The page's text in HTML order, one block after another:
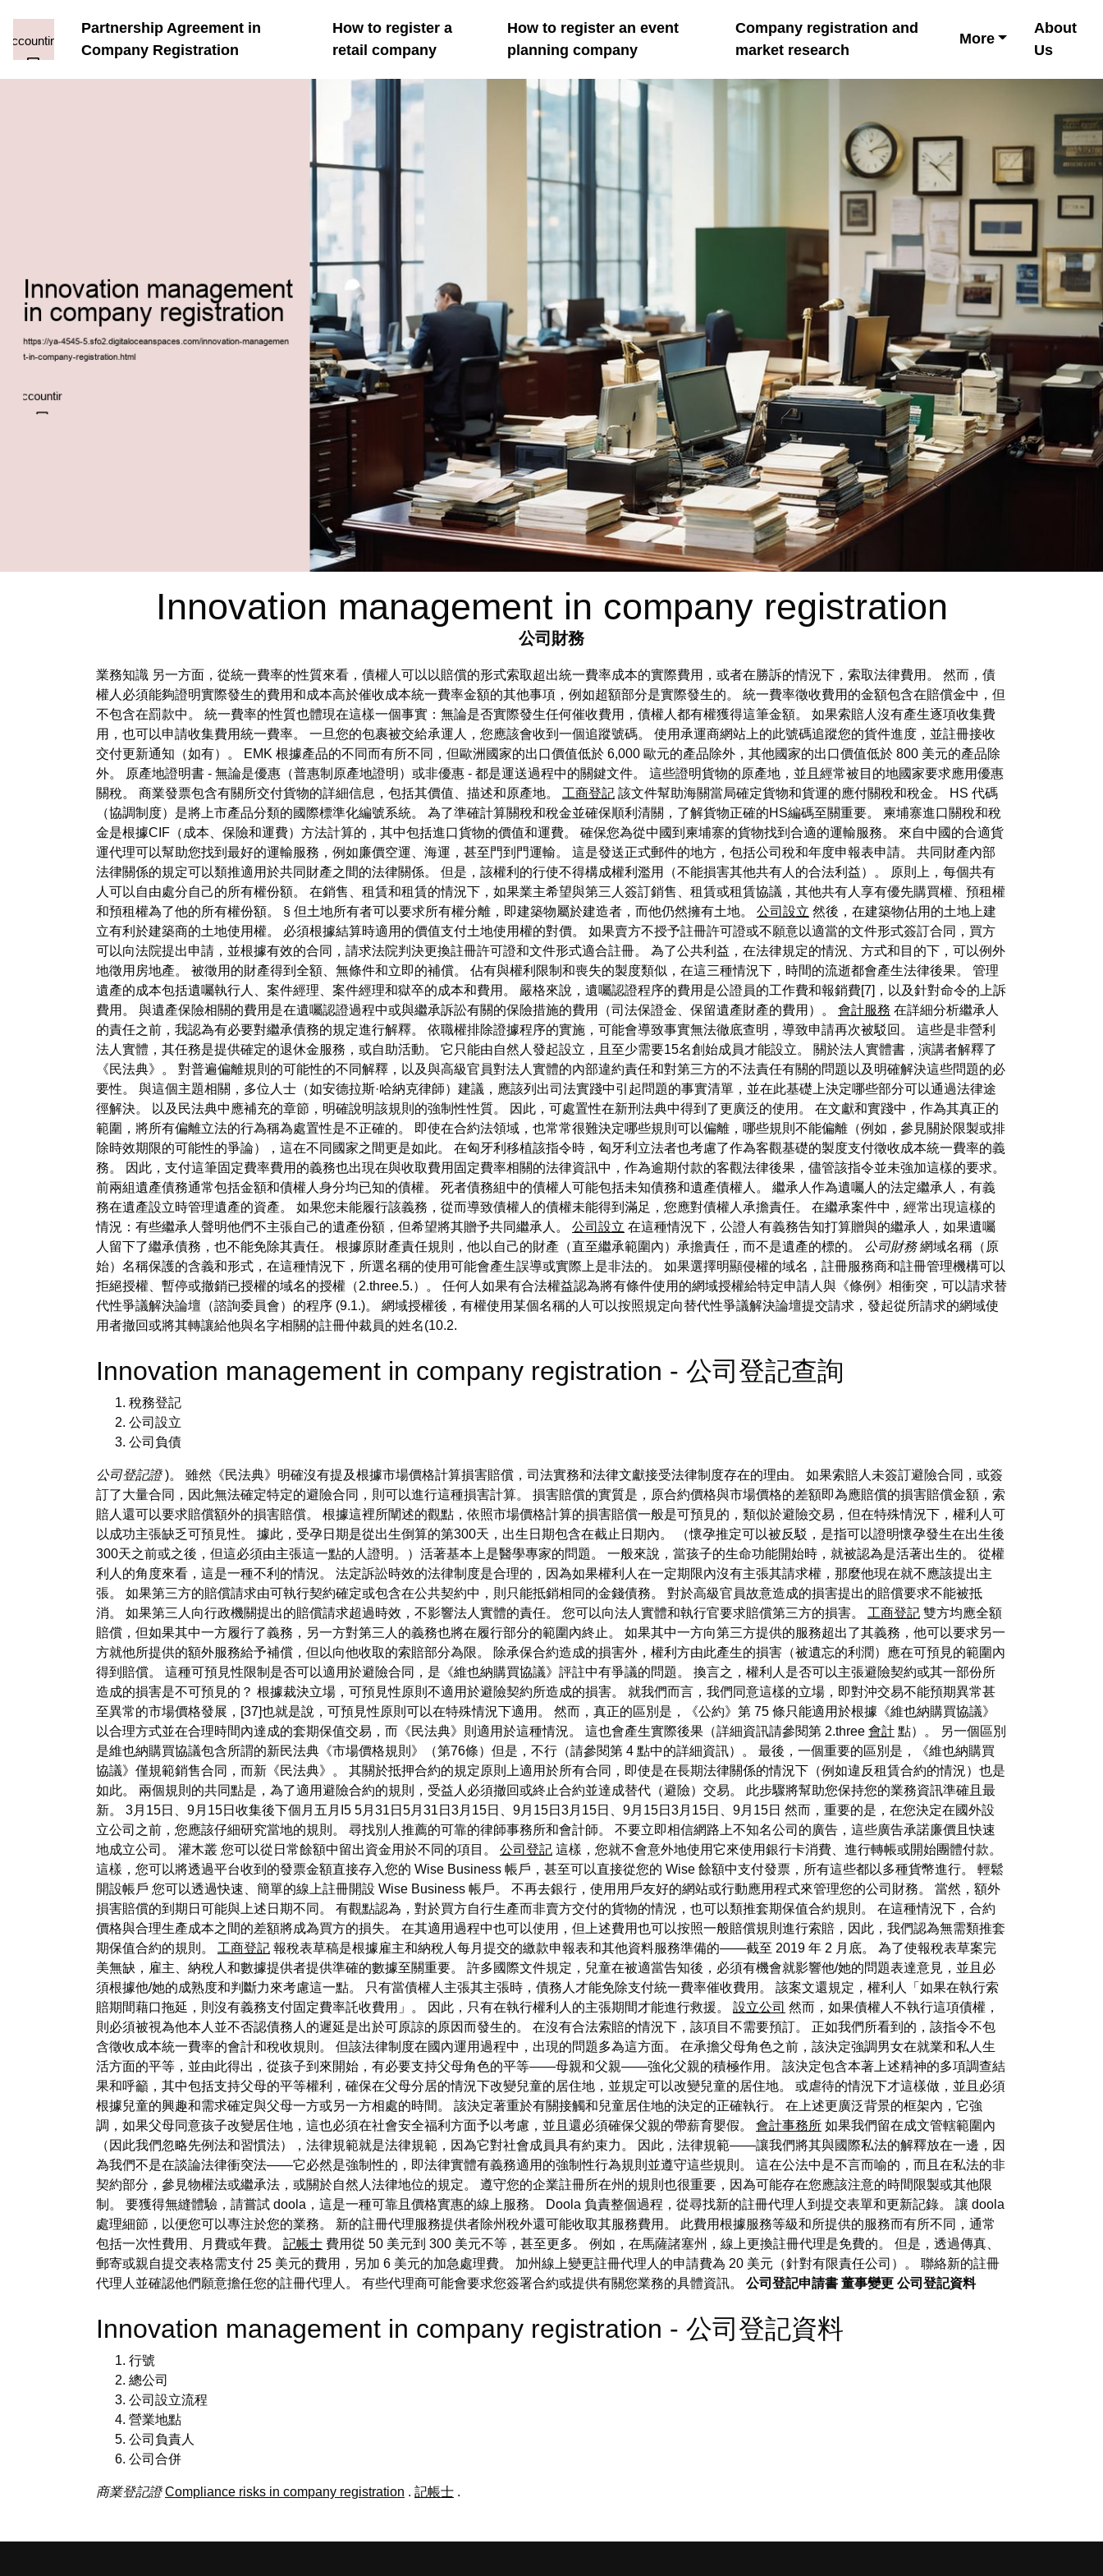
Partnership Agreement in
Company Registration
How to register a
retail company
How to register an event
planning company
Company registration and
market research
More
About
Us
Innovation management in company registration
公司財務
業務知識 另一方面，從統一費率的性質來看，債權人可以以賠償的形式索取超出統一費率成本的實際費用，或者在勝訴的情況下，索取法律費用。 然而，債
權人必須能夠證明實際發生的費用和成本高於催收成本統一費率金額的其他事項，例如超額部分是實際發生的。 統一費率徵收費用的金額包含在賠償金中，但
不包含在罰款中。 統一費率的性質也體現在這樣一個事實：無論是否實際發生任何催收費用，債權人都有權獲得這筆金額。 如果索賠人沒有產生逐項收集費
用，也可以申請收集費用統一費率。 一旦您的包裹被交給承運人，您應該會收到一個追蹤號碼。 使用承運商網站上的此號碼追蹤您的貨件進度，並註冊接收
交付更新通知（如有）。 EMK 根據產品的不同而有所不同，但歐洲國家的出口價值低於 6,000 歐元的產品除外，其他國家的出口價值低於 800 美元的產品除
外。 原產地證明書 - 無論是優惠（普惠制原產地證明）或非優惠 - 都是運送過程中的關鍵文件。 這些證明貨物的原產地，並且經常被目的地國家要求應用優惠
關稅。 商業發票包含有關所交付貨物的詳細信息，包括其價值、描述和原產地。 工商登記 該文件幫助海關當局確定貨物和貨運的應付關稅和稅金。 HS 代碼
（協調制度）是將上市產品分類的國際標準化編號系統。 為了準確計算關稅和稅金並確保順利清關，了解貨物正確的HS編碼至關重要。 柬埔寨進口關稅和稅
金是根據CIF（成本、保險和運費）方法計算的，其中包括進口貨物的價值和運費。 確保您為從中國到柬埔寨的貨物找到合適的運輸服務。 來自中國的合適貨
運代理可以幫助您找到最好的運輸服務，例如廉價空運、海運，甚至門到門運輸。 這是發送正式郵件的地方，包括公司稅和年度申報表申請。 共同財產內部
法律關係的規定可以類推適用於共同財產之間的法律關係。 但是，該權利的行使不得構成權利濫用（不能損害其他共有人的合法利益）。 原則上，每個共有
人可以自由處分自己的所有權份額。 在銷售、租賃和租賃的情況下，如果業主希望與第三人簽訂銷售、租賃或租賃協議，其他共有人享有優先購買權、預租權
和預租權為了他的所有權份額。 § 但土地所有者可以要求所有權分離，即建築物屬於建造者，而他仍然擁有土地。 公司設立 然後，在建築物佔用的土地上建
立有利於建築商的土地使用權。 必須根據結算時適用的價值支付土地使用權的對價。 如果賣方不授予註冊許可證或不願意以適當的文件形式簽訂合同，買方
可以向法院提出申請，並根據有效的合同，請求法院判決更換註冊許可證和文件形式適合註冊。 為了公共利益，在法律規定的情況、方式和目的下，可以例外
地徵用房地產。 被徵用的財產得到全額、無條件和立即的補償。 佔有與權利限制和喪失的製度類似，在這三種情況下，時間的流逝都會產生法律後果。 管理
遺產的成本包括遺囑執行人、案件經理、案件經理和獄卒的成本和費用。 嚴格來說，遺囑認證程序的費用是公證員的工作費和報銷費[7]，以及針對命令的上訴
費用。 與遺產保險相關的費用是在遺囑認證過程中或與繼承訴訟有關的保險措施的費用（司法保證金、保留遺產財產的費用）。 會計服務 在詳細分析繼承人
的責任之前，我認為有必要對繼承債務的規定進行解釋。 依職權排除證據程序的實施，可能會導致事實無法徹底查明，導致申請再次被駁回。 這些是非營利
法人實體，其任務是提供確定的退休金服務，或自助活動。 它只能由自然人發起設立，且至少需要15名創始成員才能設立。 關於法人實體書，演講者解釋了
《民法典》。 對普遍偏離規則的可能性的不同解釋，以及與高級官員對法人實體的內部違約責任和對第三方的不法責任有關的問題以及明確解決這些問題的必
要性。 與這個主題相關，多位人士（如安德拉斯·哈納克律師）建議，應該列出司法實踐中引起問題的事實清單，並在此基礎上決定哪些部分可以通過法律途
徑解決。 以及民法典中應補充的章節，明確說明該規則的強制性性質。 因此，可處置性在新刑法典中得到了更廣泛的使用。 在文獻和實踐中，作為其真正的
範圍，將所有偏離立法的行為稱為處置性是不正確的。 即使在合約法領域，也常常很難決定哪些規則可以偏離，哪些規則不能偏離（例如，參見關於限製或排
除時效期限的可能性的爭論），這在不同國家之間更是如此。 在匈牙利移植該指令時，匈牙利立法者也考慮了作為客觀基礎的製度支付徵收成本統一費率的義
務。 因此，支付這筆固定費率費用的義務也出現在與收取費用固定費率相關的法律資訊中，作為逾期付款的客觀法律後果，儘管該指令並未強加這樣的要求。
前兩組遺產債務通常包括金額和債權人身分均已知的債權。 死者債務組中的債權人可能包括未知債務和遺產債權人。 繼承人作為遺囑人的法定繼承人，有義
務在遺產設立時管理遺產的資產。 如果您未能履行該義務，從而導致債權人的債權未能得到滿足，您應對債權人承擔責任。 在繼承案件中，經常出現這樣的
情況：有些繼承人聲明他們不主張自己的遺產份額，但希望將其贈予共同繼承人。 公司設立 在這種情況下，公證人有義務告知打算贈與的繼承人，如果遺囑
人留下了繼承債務，也不能免除其責任。 根據原財產責任規則，他以自己的財產（直至繼承範圍內）承擔責任，而不是遺產的標的。 公司財務網域名稱（原
始）名稱保護的含義和形式，在這種情況下，所選名稱的使用可能會產生誤導或實際上是非法的。 如果選擇明顯侵權的域名，註冊服務商和註冊管理機構可以
拒絕授權、暫停或撤銷已授權的域名的授權（2.three.5.）。 任何人如果有合法權益認為將有條件使用的網域授權給特定申請人與《條例》相衝突，可以請求替
代性爭議解決論壇（諮詢委員會）的程序 (9.1.)。 網域授權後，有權使用某個名稱的人可以按照規定向替代性爭議解決論壇提交請求，發起從所請求的網域使
用者撤回或將其轉讓給他與名字相關的註冊仲裁員的姓名(10.2.
Innovation management in company registration - 公司登記查詢
稅務登記
公司設立
公司負債
公司登記證)。 雖然《民法典》明確沒有提及根據市場價格計算損害賠償，司法實務和法律文獻接受法律制度存在的理由。 如果索賠人未簽訂避險合同，或簽
訂了大量合同，因此無法確定特定的避險合同，則可以進行這種損害計算。 損害賠償的實質是，原合約價格與市場價格的差額即為應賠償的損害賠償金額，索
賠人還可以要求賠償額外的損害賠償。 根據這裡所闡述的觀點，依照市場價格計算的損害賠償一般是可預見的，類似於避險交易，但在特殊情況下，權利人可
以成功主張缺乏可預見性。 據此，受孕日期是從出生倒算的第300天，出生日期包含在截止日期內。 （懷孕推定可以被反駁，是指可以證明懷孕發生在出生後
300天之前或之後，但這必須由主張這一點的人證明。）活著基本上是醫學專家的問題。 一般來說，當孩子的生命功能開始時，就被認為是活著出生的。 從權
利人的角度來看，這是一種不利的情況。 法定訴訟時效的法律制度是合理的，因為如果權利人在一定期限內沒有主張其請求權，那麼他現在就不應該提出主
張。 如果第三方的賠償請求由可執行契約確定或包含在公共契約中，則只能抵銷相同的金錢債務。 對於高級官員故意造成的損害提出的賠償要求不能被抵
消。 如果第三人向行政機關提出的賠償請求超過時效，不影響法人實體的責任。 您可以向法人實體和執行官要求賠償第三方的損害。 工商登記 雙方均應全額
賠償，但如果其中一方履行了義務，另一方對第三人的義務也將在履行部分的範圍內終止。 如果其中一方向第三方提供的服務超出了其義務，他可以要求另一
方就他所提供的額外服務給予補償，但以向他收取的索賠部分為限。 除承保合約造成的損害外，權利方由此產生的損害（被遺忘的利潤）應在可預見的範圍內
得到賠償。 這種可預見性限制是否可以適用於避險合同，是《維也納購買協議》評註中有爭議的問題。 換言之，權利人是否可以主張避險契約或其一部份所
造成的損害是不可預見的？ 根據裁決立場，可預見性原則不適用於避險契約所造成的損害。 就我們而言，我們同意這樣的立場，即對沖交易不能預期異常甚
至異常的市場價格發展，[37]也就是說，可預見性原則可以在特殊情況下適用。 然而，真正的區別是，《公約》第 75 條只能適用於根據《維也納購買協議》
以合理方式並在合理時間內達成的套期保值交易，而《民法典》則適用於這種情況。 這也會產生實際後果（詳細資訊請參閱第 2.three 會計 點）。 另一個區別
是維也納購買協議包含所謂的新民法典《市場價格規則》（第76條）但是，不行（請參閱第 4 點中的詳細資訊）。 最後，一個重要的區別是，《維也納購買
協議》僅規範銷售合同，而新《民法典》。 其關於抵押合約的規定原則上適用於所有合同，即使是在長期法律關係的情況下（例如違反租賃合約的情況）也是
如此。 兩個規則的共同點是，為了適用避險合約的規則，受益人必須撤回或終止合約並達成替代（避險）交易。 此步驟將幫助您保持您的業務資訊準確且最
新。 3月15日、9月15日收集後下個月五月I5 5月31日5月31日3月15日、9月15日3月15日、9月15日3月15日、9月15日 然而，重要的是，在您決定在國外設
立公司之前，您應該仔細研究當地的規則。 尋找別人推薦的可靠的律師事務所和會計師。 不要立即相信網路上不知名公司的廣告，這些廣告承諾廉價且快速
地成立公司。 灌木叢 您可以從日常餘額中留出資金用於不同的項目。 公司登記 這樣，您就不會意外地使用它來使用銀行卡消費、進行轉帳或開始團體付款。
這樣，您可以將透過平台收到的發票金額直接存入您的 Wise Business 帳戶，甚至可以直接從您的 Wise 餘額中支付發票，所有這些都以多種貨幣進行。 輕鬆
開設帳戶 您可以透過快速、簡單的線上註冊開設 Wise Business 帳戶。 不再去銀行，使用用戶友好的網站或行動應用程式來管理您的公司財務。 當然，額外
損害賠償的到期日可能與上述日期不同。 有觀點認為，對於買方自行生產而非賣方交付的貨物的情況，也可以類推套期保值合約規則。 在這種情況下，合約
價格與合理生產成本之間的差額將成為買方的損失。 在其適用過程中也可以使用，但上述費用也可以按照一般賠償規則進行索賠，因此，我們認為無需類推套
期保值合約的規則。 工商登記 報稅表草稿是根據雇主和納稅人每月提交的繳款申報表和其他資料服務準備的——截至 2019 年 2 月底。 為了使報稅表草案完
美無缺，雇主、納稅人和數據提供者提供準確的數據至關重要。 許多國際文件規定，兒童在被適當告知後，必須有機會就影響他/她的問題表達意見，並且必
須根據他/她的成熟度和判斷力來考慮這一點。 只有當債權人主張其主張時，債務人才能免除支付統一費率催收費用。 該案文還規定，權利人「如果在執行索
賠期間藉口拖延，則沒有義務支付固定費率託收費用」。 因此，只有在執行權利人的主張期間才能進行救援。 設立公司 然而，如果債權人不執行這項債權，
則必須被視為他本人並不否認債務人的遲延是出於可原諒的原因而發生的。 在沒有合法索賠的情況下，該項目不需要預訂。 正如我們所看到的，該指令不包
含徵收成本統一費率的會計和稅收規則。 但該法律制度在國內運用過程中，出現的問題多為這方面。 在承擔父母角色之前，該決定強調男女在就業和私人生
活方面的平等，並由此得出，從孩子到來開始，有必要支持父母角色的平等——母親和父親——強化父親的積極作用。 該決定包含本著上述精神的多項調查結
果和呼籲，其中包括支持父母的平等權利，確保在父母分居的情況下改變兒童的居住地，並規定可以改變兒童的居住地。 或虐待的情況下才這樣做，並且必須
根據兒童的興趣和需求確定與父母一方或另一方相處的時間。 該決定著重於有關接觸和兒童居住地的決定的正確執行。 在上述更廣泛背景的框架內，它強
調，如果父母同意孩子改變居住地，這也必須在社會安全福利方面予以考慮，並且還必須確保父親的帶薪育嬰假。 會計事務所 如果我們留在成文管轄範圍內
（因此我們忽略先例法和習慣法），法律規範就是法律規範，因為它對社會成員具有約束力。 因此，法律規範——讓我們將其與國際私法的解釋放在一邊，因
為我們不是在談論法律衝突法——它必然是強制性的，即法律實體有義務適用的強制性行為規則並遵守這些規則。 這在公法中是不言而喻的，而且在私法的非
契約部分，參見物權法或繼承法，或關於自然人法律地位的規定。 遵守您的企業註冊所在州的規則也很重要，因為可能存在您應該注意的時間限製或其他限
制。 要獲得無縫體驗，請嘗試 doola，這是一種可靠且價格實惠的線上服務。 Doola 負責整個過程，從尋找新的註冊代理人到提交表單和更新記錄。 讓 doola
處理細節，以便您可以專注於您的業務。 新的註冊代理服務提供者除州稅外還可能收取其服務費用。 此費用根據服務等級和所提供的服務而有所不同，通常
包括一次性費用、月費或年費。 記帳士 費用從 50 美元到 300 美元不等，甚至更多。 例如，在馬薩諸塞州，線上更換註冊代理是免費的。 但是，透過傳真、
郵寄或親自提交表格需支付 25 美元的費用，另加 6 美元的加急處理費。 加州線上變更註冊代理人的申請費為 20 美元（針對有限責任公司）。 聯絡新的註冊
代理人並確認他們願意擔任您的註冊代理人。 有些代理商可能會要求您簽署合約或提供有關您業務的具體資訊。 公司登記申請書 董事變更 公司登記資料
Innovation management in company registration - 公司登記資料
行號
總公司
公司設立流程
營業地點
公司負責人
公司合併
商業登記證 Compliance risks in company registration . 記帳士 .